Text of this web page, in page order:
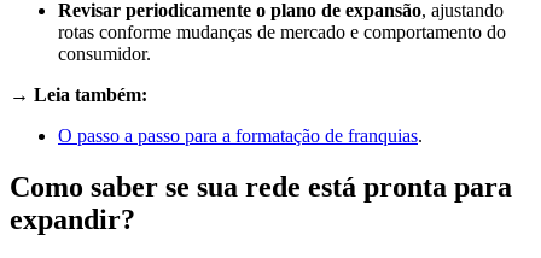
Revisar periodicamente o plano de expansão, ajustando
rotas conforme mudanças de mercado e comportamento do
consumidor.
→ Leia também:
O passo a passo para a formatação de franquias.
Como saber se sua rede está pronta para
expandir?